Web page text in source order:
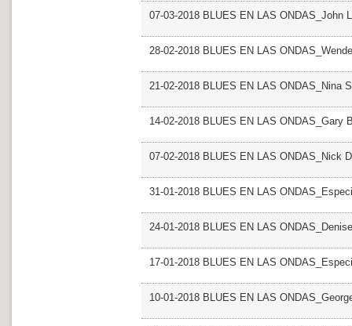
07-03-2018 BLUES EN LAS ONDAS_John
28-02-2018 BLUES EN LAS
21-02-2018 BLUES EN LAS ONDAS_Nina
14-02-2018 BLUES EN LAS ONDAS_Gary
07-02-2018 BLUES EN LAS ONDAS_Nick
31-01-2018 BLUES EN LAS
24-01-2018 BLUES EN LAS
17-01-2018 BLUES EN LAS
10-01-2018 BLUES EN LAS